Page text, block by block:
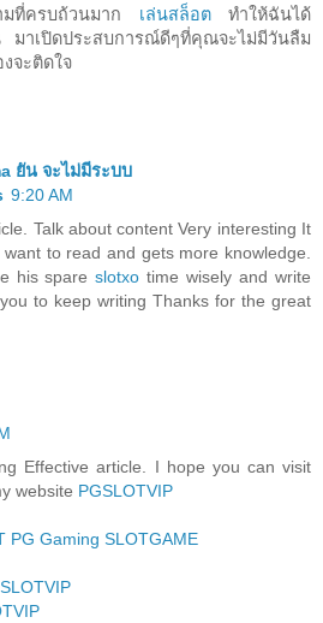
มที่ครบถ้วนมาก เล่นสล็อตทำให้ฉันได้
มาเปิดประสบการณ์ดีๆที่คุณจะไม่มีวันลืม
จะติดใจ
ยัน จะไม่มีระบบ
9:20 AM
Talk about content Very interesting It
to read and gets more knowledge.
his spareslotxo time wisely and write
to keep writing Thanks for the great
Effective article. I hope you can visit
website PGSLOTVIP
PG Gaming SLOTGAME